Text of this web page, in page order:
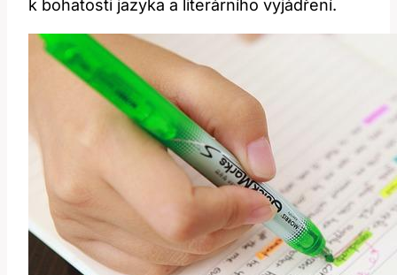
k bohatosti jazyka a literárního vyjádření.